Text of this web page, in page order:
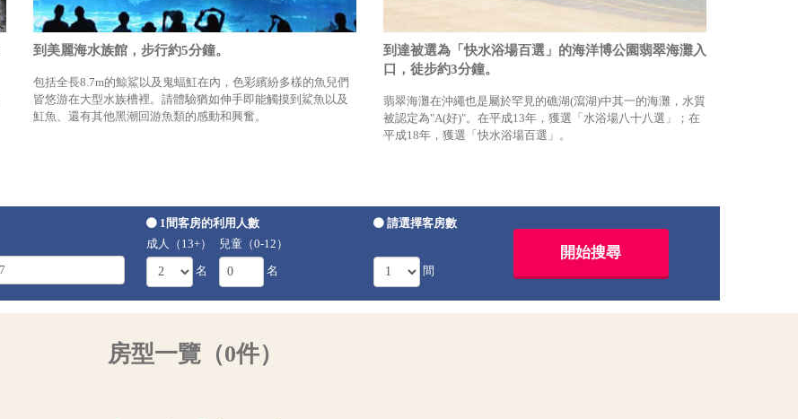
到美麗海水族館，步行約5分鐘。
包括全長8.7m的鯨鯊以及鬼蝠魟在內，色彩繽紛多樣的魚兒們
皆悠游在大型水族槽裡。請體驗猶如伸手即能觸摸到鯊魚以及
魟魚、還有其他黑潮回游魚類的感動和興奮。
到達被選為「快水浴場百選」的海洋博公園翡翠海灘入
口，徒步約3分鐘。
翡翠海灘在沖繩也是屬於罕見的礁湖(瀉湖)中其一的海灘，水質
被認定為"A(好)"。在平成13年，獲選「水浴場八十八選」；在
平成18年，獲選「快水浴場百選」。
1間客房的利用人數
成人（13+）
名
兒童（0-12）
名
請選擇客房數
間
房型一覽（0件）